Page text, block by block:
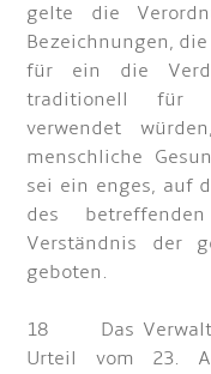
gelte die
Bezeichnungen,
für ein die
traditionell für
verwendet
menschliche
sei ein enges, auf
des
Verständnis der
geboten.
18 Das
Urteil vom 23.